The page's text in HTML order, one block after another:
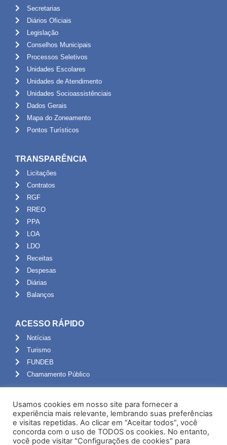
Secretarias
Diários Oficiais
Legislação
Conselhos Municipais
Processos Seletivos
Unidades Escolares
Unidades de Atendimento
Unidades Socioassistênciais
Dados Gerais
Mapa do Zoneamento
Pontos Turísticos
TRANSPARÊNCIA
Licitações
Contratos
RGF
RREO
PPA
LOA
LDO
Receitas
Despesas
Diárias
Balanços
ACESSO RÁPIDO
Notícias
Turismo
FUNDEB
Chamamento Público
Portal do Servidor
Webmail
Administração
Usamos cookies em nosso site para fornecer a
experiência mais relevante, lembrando suas preferências
e visitas repetidas. Ao clicar em “Aceitar todos”, você
concorda com o uso de TODOS os cookies. No entanto,
você pode visitar "Configurações de cookies" para